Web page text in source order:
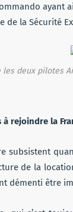
ayant
de la Sécurité
les deux pilotes
rejoindre la
subsistent
de la
démenti être